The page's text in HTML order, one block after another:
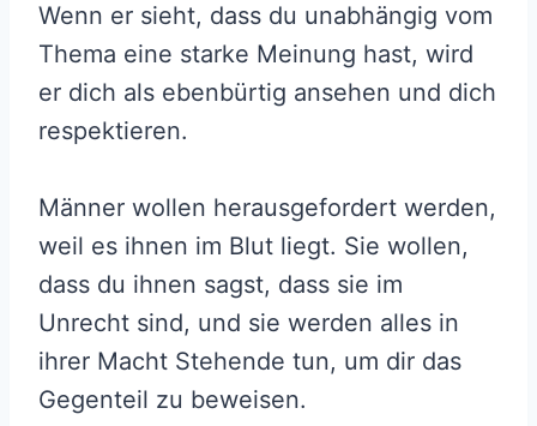
Wenn er sieht, dass du unabhängig vom
Thema eine starke Meinung hast, wird
er dich als ebenbürtig ansehen und dich
respektieren.
Männer wollen herausgefordert werden,
weil es ihnen im Blut liegt. Sie wollen,
dass du ihnen sagst, dass sie im
Unrecht sind, und sie werden alles in
ihrer Macht Stehende tun, um dir das
Gegenteil zu beweisen.